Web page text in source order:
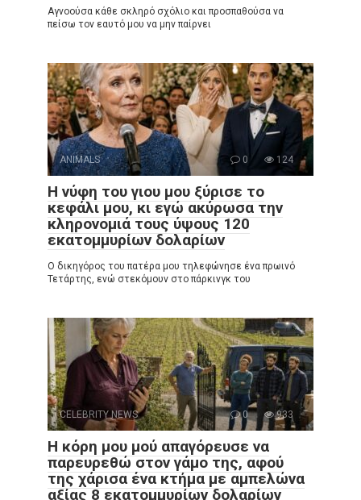
Αγνοούσα κάθε σκληρό σχόλιο και προσπαθούσα να
πείσω τον εαυτό μου να μην παίρνει
ANIMALS 0 124
Η νύφη του γιου μου ξύρισε το
κεφάλι μου, κι εγώ ακύρωσα την
κληρονομιά τους ύψους 120
εκατομμυρίων δολαρίων
Ο δικηγόρος του πατέρα μου τηλεφώνησε ένα πρωινό
Τετάρτης, ενώ στεκόμουν στο πάρκινγκ του
CELEBRITY NEWS 0 933
Η κόρη μου μού απαγόρευσε να
παρευρεθώ στον γάμο της, αφού
της χάρισα ένα κτήμα με αμπελώνα
αξίας 8 εκατομμυρίων δολαρίων